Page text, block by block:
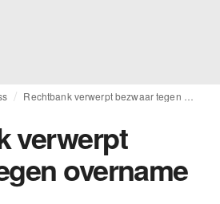
verwerpt
overname